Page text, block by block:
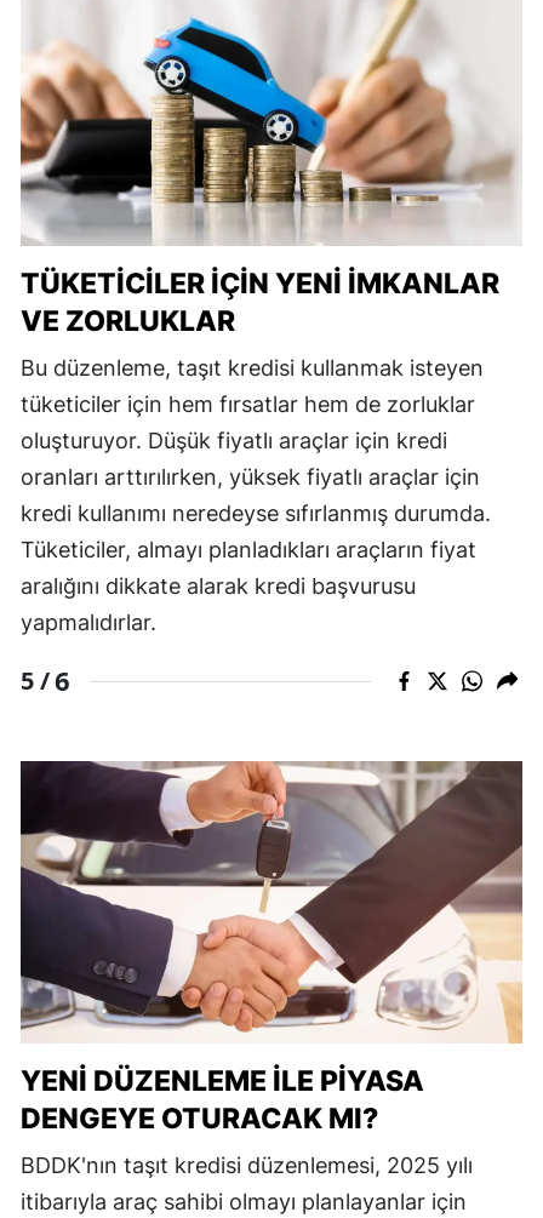
TÜKETICILER İÇIN YENI İMKANLAR
VE ZORLUKLAR
Bu düzenleme, taşıt kredisi kullanmak isteyen
tüketiciler için hem fırsatlar hem de zorluklar
oluşturuyor. Düşük fiyatlı araçlar için kredi
oranları arttırılırken, yüksek fiyatlı araçlar için
kredi kullanımı neredeyse sıfırlanmış durumda.
Tüketiciler, almayı planladıkları araçların fiyat
aralığını dikkate alarak kredi başvurusu
yapmalıdırlar.
5 /6
YENI DÜZENLEME ILE PIYASA
DENGEYE OTURACAK MI?
BDDK'nın taşıt kredisi düzenlemesi, 2025 yılı
itibarıyla araç sahibi olmayı planlayanlar için